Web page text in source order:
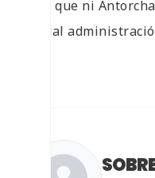
Dijo que ni
actual